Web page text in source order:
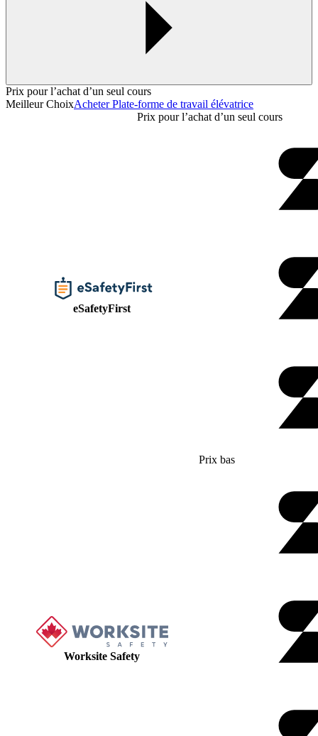
Prix pour l’achat d’un seul cours
Meilleur ChoixAcheter Plate-forme de travail élévatrice
Prix pour l’achat d’un seul cours
eSafetyFirst
Prix bas
Worksite Safety